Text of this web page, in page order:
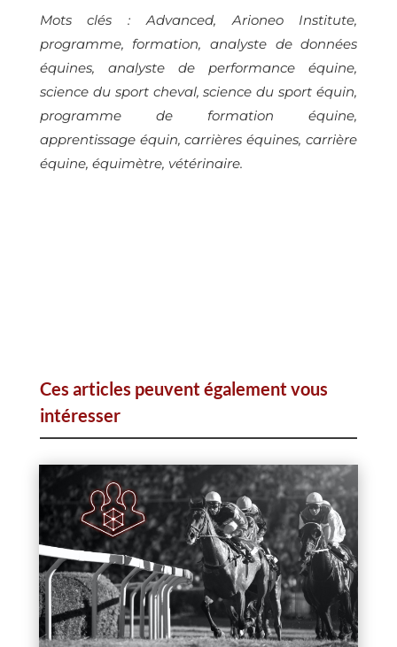
Mots clés : Advanced, Arioneo Institute,
programme, formation, analyste de données
équines, analyste de performance équine,
science du sport cheval, science du sport équin,
programme de formation équine,
apprentissage équin, carrières équines, carrière
équine, équimètre, vétérinaire.
Ces articles peuvent également vous
intéresser